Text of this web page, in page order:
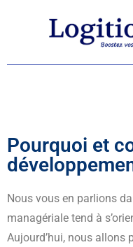
Pourquoi et
Nous vous en parlions
managériale tend à
Aujourd’hui, nous allons